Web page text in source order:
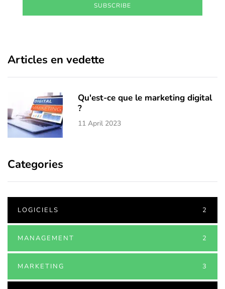
SUBSCRIBE
Articles en vedette
Qu'est-ce que le marketing digital
?
11 April 2023
Categories
LOGICIELS 2
MANAGEMENT 2
MARKETING 3